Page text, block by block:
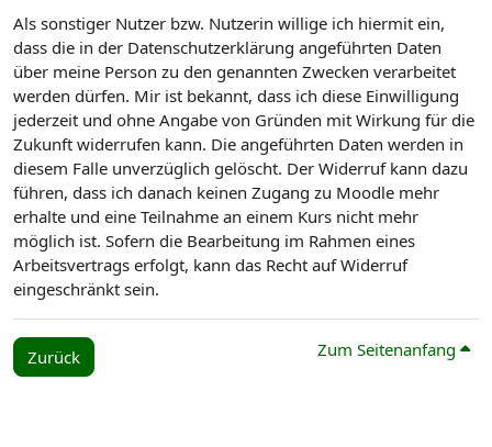
Als sonstiger Nutzer bzw. Nutzerin willige ich hiermit ein,
dass die in der Datenschutzerklärung angeführten Daten
über meine Person zu den genannten Zwecken verarbeitet
werden dürfen. Mir ist bekannt, dass ich diese Einwilligung
jederzeit und ohne Angabe von Gründen mit Wirkung für die
Zukunft widerrufen kann. Die angeführten Daten werden in
diesem Falle unverzüglich gelöscht. Der Widerruf kann dazu
führen, dass ich danach keinen Zugang zu Moodle mehr
erhalte und eine Teilnahme an einem Kurs nicht mehr
möglich ist. Sofern die Bearbeitung im Rahmen eines
Arbeitsvertrags erfolgt, kann das Recht auf Widerruf
eingeschränkt sein.
Zurück Zum Seitenanfang